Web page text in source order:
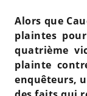
Alors que
plaintes
quatrième
plainte
enquêteurs,